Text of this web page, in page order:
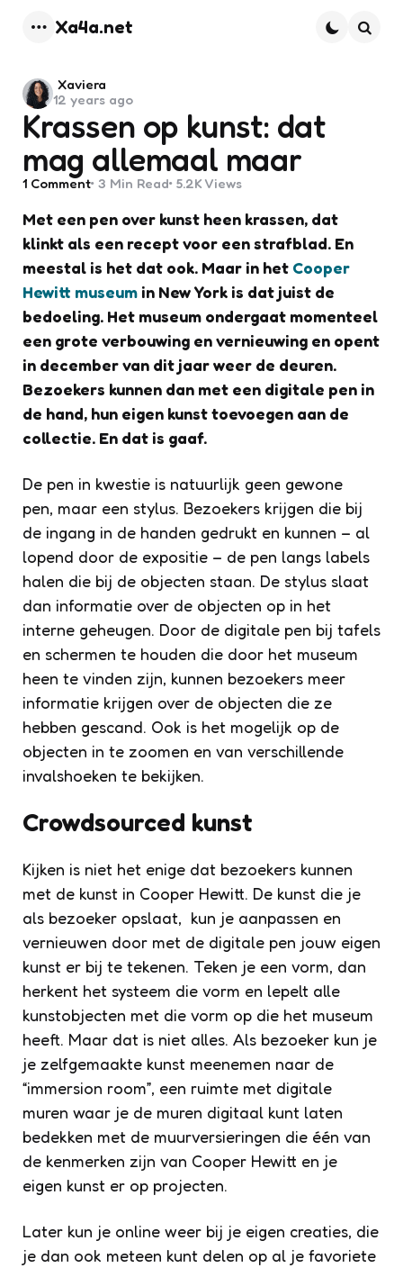
Xa4a.net
Krassen op kunst: dat
mag allemaal maar
Posted
by
Xaviera
12 years ago
1 Comment 3 Min Read 5.2K Views
Met een pen over kunst heen krassen, dat
klinkt als een recept voor een strafblad. En
meestal is het dat ook. Maar in het Cooper
Hewitt museum in New York is dat juist de
bedoeling. Het museum ondergaat momenteel
een grote verbouwing en vernieuwing en opent
in december van dit jaar weer de deuren.
Bezoekers kunnen dan met een digitale pen in
de hand, hun eigen kunst toevoegen aan de
collectie. En dat is gaaf.
De pen in kwestie is natuurlijk geen gewone
pen, maar een stylus. Bezoekers krijgen die bij
de ingang in de handen gedrukt en kunnen – al
lopend door de expositie – de pen langs labels
halen die bij de objecten staan. De stylus slaat
dan informatie over de objecten op in het
interne geheugen. Door de digitale pen bij tafels
en schermen te houden die door het museum
heen te vinden zijn, kunnen bezoekers meer
informatie krijgen over de objecten die ze
hebben gescand. Ook is het mogelijk op de
objecten in te zoomen en van verschillende
invalshoeken te bekijken.
Crowdsourced kunst
Kijken is niet het enige dat bezoekers kunnen
met de kunst in Cooper Hewitt. De kunst die je
als bezoeker opslaat, kun je aanpassen en
vernieuwen door met de digitale pen jouw eigen
kunst er bij te tekenen. Teken je een vorm, dan
herkent het systeem die vorm en lepelt alle
kunstobjecten met die vorm op die het museum
heeft. Maar dat is niet alles. Als bezoeker kun je
je zelfgemaakte kunst meenemen naar de
“immersion room”, een ruimte met digitale
muren waar je de muren digitaal kunt laten
bedekken met de muurversieringen die één van
de kenmerken zijn van Cooper Hewitt en je
eigen kunst er op projecten.
Later kun je online weer bij je eigen creaties, die
je dan ook meteen kunt delen op al je favoriete